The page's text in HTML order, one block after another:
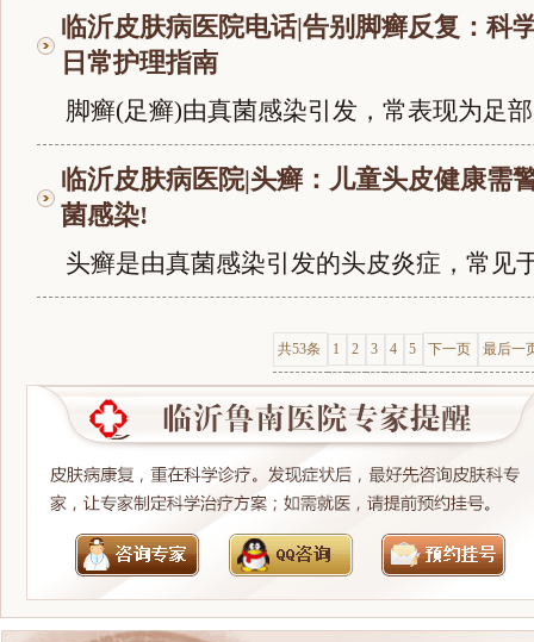
临沂皮肤病医院电话|告别脚癣反复：科
日常护理指南
脚癣(足癣)由真菌感染引发，常表现为足
临沂皮肤病医院|头癣：儿童头皮健康需
菌感染!
头癣是由真菌感染引发的头皮炎症，常见
共53条 1 2 3 4 5 下一页 最后一